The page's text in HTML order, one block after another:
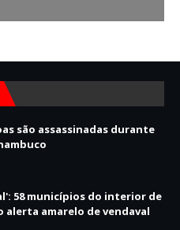
são assassinadas durante
58 municípios do interior de
alerta amarelo de vendaval